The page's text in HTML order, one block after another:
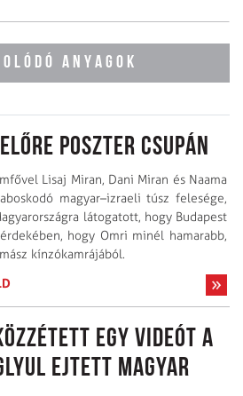
ANYAGOK
poszter csupán
Lisaj Miran, Dani Miran és Naama
magyar–izraeli túsz felesége,
látogatott, hogy Budapest
hogy Omri minél hamarabb,
kínzókamrájából.
egy videót a
ejtett magyar